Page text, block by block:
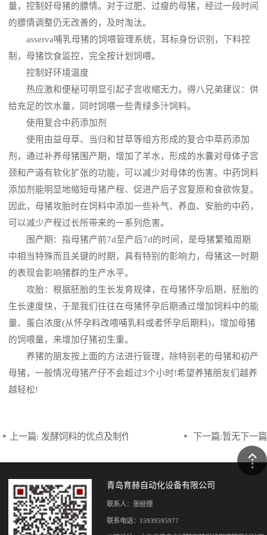
量，控制好母猪的膘情。对于过肥、过瘦的母猪，经过一段时间
的膘情调整仍无改善的，及时淘汰。
asserva哺乳母猪的饲喂管理系统，耳标身份识别，下料控
制，母猪饮食监控，完全按计划饲喂。
控制好环境温度
热应激和便秘可明显引起子宫收缩无力。得八兄弟建议：供
给充足的饮水量，同时饲喂一些青绿多汁饲料。
使用复合中药添加剂
使用由益母草、当归和甘草等组方形成的复合中草药添加
剂，通过补养母猪围产期，增加了羊水，形成的水囊对母体子宫
颈和产道有软化扩张的功能，可以减少对母体的伤害。中药饲料
添加剂能明显地缩短母猪产程、促进产后子宫复原和食欲恢复。
因此，母猪攻胎时在饲料中添加一些补气、养血、安胎的中药，
可以减少产程过长所带来的一系列危害。
围产期：指母猪产前7d至产后7d的时间，是母猪繁殖周期
中相当特殊而且关键的时期，具有特别的影响力，母猪这一时期
的表现会影响猪群的生产水平。
攻胎：根据胚胎的生长发育规律，在母猪怀孕后期，胚胎的
生长速度快，于是我们往往在母猪怀孕后期通过增加饲料中的能
量、蛋白浓度(从怀孕料改喂哺乳料或者怀孕后期料)，增加母猪
的饲喂量，来增加仔猪初生重。
养猪的朋友按上面的方法进行管理，除特别老的母猪和初产
母猪，一般情况母猪产仔不会超过3个小时!希望养猪朋友们越养
越轻松!
上一篇: 发酵饲料的优点及制作方法 下一篇:暂无下一篇
青岛育赫自动化设备有限公司
联系人：张经理
联系电话：15939595977